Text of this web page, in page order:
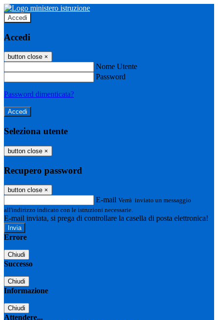
Accedi
Accedi
button close ×
Nome Utente
Password
Password dimenticata?
Seleziona utente
button close ×
Recupero password
button close ×
E-mail Verrà inviato un messaggio
all'indirizzo indicato con le istruzioni necessarie.
E-mail inviata, si prega di controllare la casella di posta elettronica!
Errore
Chiudi
Successo
Chiudi
Informazione
Chiudi
Attendere...